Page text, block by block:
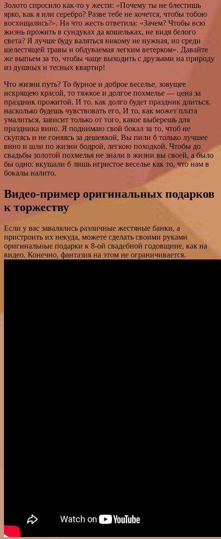
Золото спросило как-то у жести: «Почему ты не блестишь
ярко, как я или серебро? Разве тебе не хочется, чтобы тобою
восхищались?». На что жесть ответила: «Зачем? Чтобы всю
жизнь прожить в сундуках да кошельках, не видя белого
света? Я лучше буду валяться никому не нужная, но среди
шелестящей травы и обдуваемая легким ветерком». Давайте
же выпьем за то, чтобы чаще выходить с друзьями на природу
из душных и тесных квартир!
Что жизни путь? То бурное и доброе веселье, зовущее
искрящею красой, то тяжкое и долгое похмелье — цена за
праздник прожитой. И то, как долго будет праздник длиться,
насколько будешь чувствовать его, И то, как может плата
умалиться, зависит только от того, какое выберешь для
праздника вино. Я поднимаю свой бокал за то, чтоб не
скупясь и не гоняясь за дешевкой, Вы пили б только лучшее
вино и шли по жизни бодрой, легкою походкой. Чтобы до
свадьбы золотой похмелья не знали в жизни вы своей, а было
бы одно: вкушали б лишь игристое веселье как то, что нам в
бокалы налито.
Видео-пример оригинальных подарков
к торжеству
Если у вас завалялись различные жестяные банки, а
пристроить их некуда, можете сделать своими руками
оригинальные подарки к 8-ой свадебной годовщине, как на
видео. Конечно, фантазия на этом не ограничивается.